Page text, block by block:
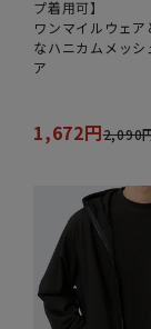
プ着用可】
ワンマイルウェ
なハニカムメッシ
ア
1,672円2,090